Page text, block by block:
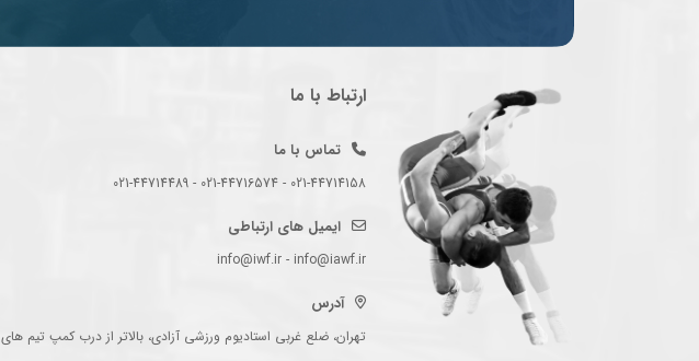
ارتباط با ما
تماس با ما
021-44714158 - 021-44716574 - 021-44714489
ایمیل های ارتباطی
info@iwf.ir - info@iawf.ir
آدرس
تهران، ضلع غربی استادیوم ورزشی آزادی، بالاتر از درب کمپ تیم های